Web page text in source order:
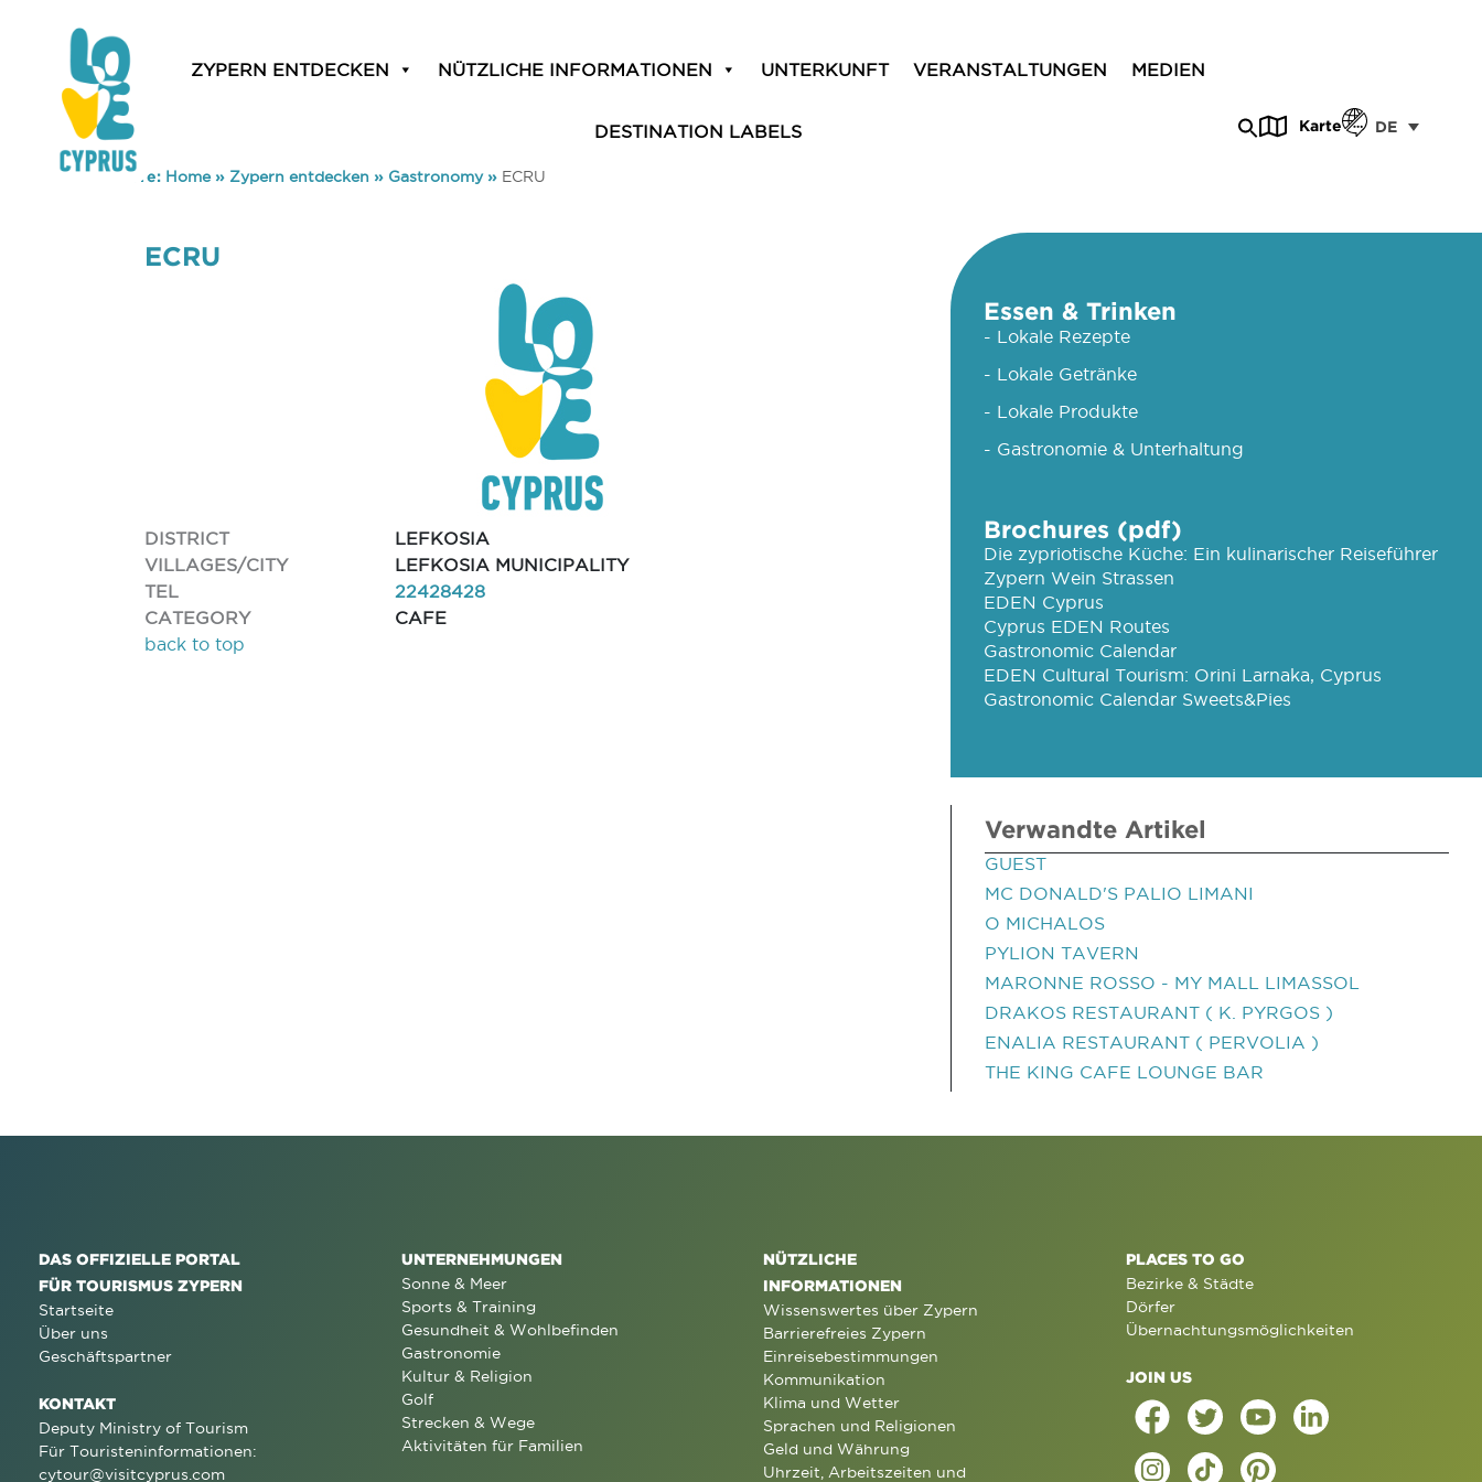
ZYPERN ENTDECKEN NÜTZLICHE INFORMATIONEN UNTERKUNFT VERANSTALTUNGEN MEDIEN
DESTINATION LABELS Karte DE
You are here: Home» Zypern entdecken » Gastronomy» ECRU
ECRU
DISTRICT
LEFKOSIA
VILLAGES/CITY
LEFKOSIA MUNICIPALITY
TEL
22428428
CATEGORY
CAFE
back to top
Essen & Trinken
- Lokale Rezepte
- Lokale Getränke
- Lokale Produkte
- Gastronomie & Unterhaltung
Brochures (pdf)
Die zypriotische Küche: Ein kulinarischer Reiseführer
Zypern Wein Strassen
EDEN Cyprus
Cyprus EDEN Routes
Gastronomic Calendar
EDEN Cultural Tourism: Orini Larnaka, Cyprus
Gastronomic Calendar Sweets&Pies
Verwandte Artikel
GUEST
MC DONALD'S PALIO LIMANI
O MICHALOS
PYLION TAVERN
MARONNE ROSSO - MY MALL LIMASSOL
DRAKOS RESTAURANT ( K. PYRGOS )
ENALIA RESTAURANT ( PERVOLIA )
THE KING CAFE LOUNGE BAR
DAS OFFIZIELLE PORTAL
FÜR TOURISMUS ZYPERN
Startseite
Über uns
Geschäftspartner
KONTAKT
Deputy Ministry of Tourism
Für Touristeninformationen:
cytour@visitcyprus.com
UNTERNEHMUNGEN
Sonne & Meer
Sports & Training
Gesundheit & Wohlbefinden
Gastronomie
Kultur & Religion
Golf
Strecken & Wege
Aktivitäten für Familien
NÜTZLICHE
INFORMATIONEN
Wissenswertes über Zypern
Barrierefreies Zypern
Einreisebestimmungen
Kommunikation
Klima und Wetter
Sprachen und Religionen
Geld und Währung
Uhrzeit, Arbeitszeiten und
PLACES TO GO
Bezirke & Städte
Dörfer
Übernachtungsmöglichkeiten
JOIN US